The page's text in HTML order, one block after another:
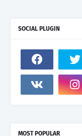
SOCIAL PLUGIN
MOST POPULAR